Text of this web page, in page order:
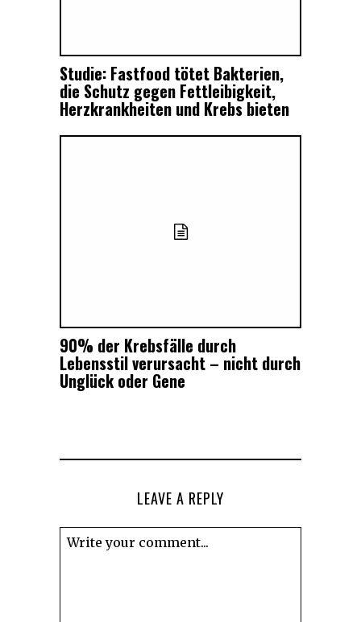
Studie: Fastfood tötet Bakterien,
die Schutz gegen Fettleibigkeit,
Herzkrankheiten und Krebs bieten
90% der Krebsfälle durch
Lebensstil verursacht – nicht durch
Unglück oder Gene
LEAVE A REPLY